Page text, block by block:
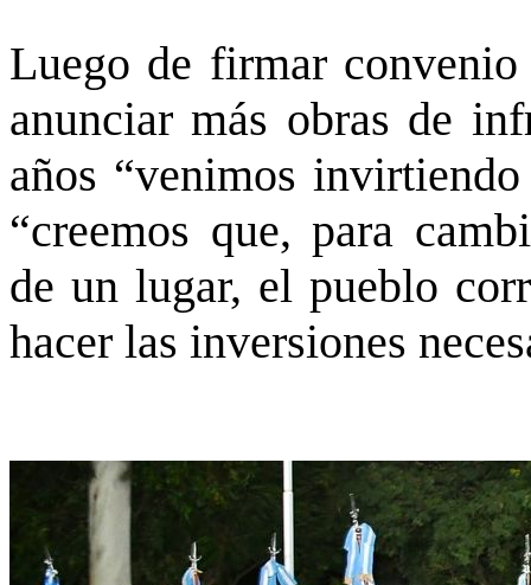
Luego de firmar
anunciar más obras de
años “venimos
“creemos que, para
de un lugar, el pueblo
hacer las inversiones